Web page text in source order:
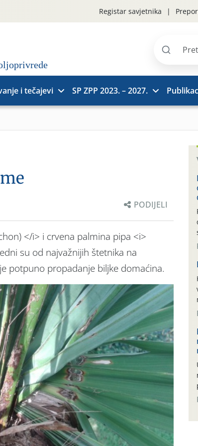
Registar savjetnika
Pretraži
i tečajevi SP ZPP 2023. – 2027.
PODIJELI
</i> i crvena palmina pipa <i>
su od najvažnijih štetnika na
potpuno propadanje biljke domaćina.